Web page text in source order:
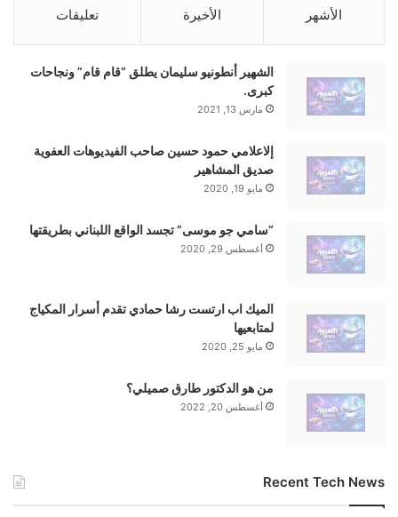
الأشهر الأخيرة تعليقات
الشهير أنطونيو سليمان يطلق “قام قام” ونجاحات
كبرى.
مارس 13, 2021
إلاعلامي حمود حسين صاحب الفيديوهات العفوية
صديق المشاهير
مايو 19, 2020
“سامي جو موسى” تجسد الواقع اللبناني بطريقتها
أغسطس 29, 2020
الميك اب ارتست رشا حمادي تقدم أسرار المكياج
لمتابعيها
مايو 25, 2020
من هو الدكتور طارق صميلي؟
أغسطس 20, 2022
Recent Tech News